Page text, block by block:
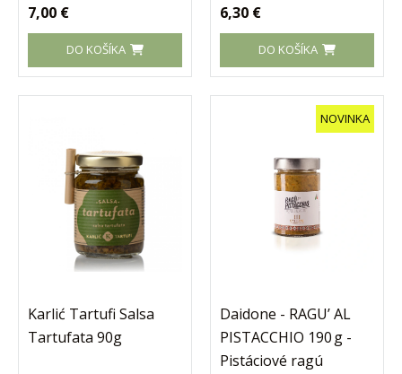
7,00 €
DO KOŠÍKA
6,30 €
DO KOŠÍKA
Karlić Tartufi Salsa
Tartufata 90g
NOVINKA
Daidone - RAGU’ AL
PISTACCHIO 190 g -
Pistáciové ragú